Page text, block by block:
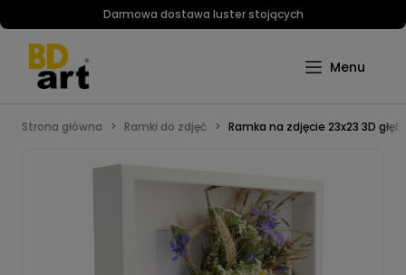
Darmowa dostawa luster stojących
Strona główna Ramki do zdjęć Ramka na zdjęcie 23x23 3D